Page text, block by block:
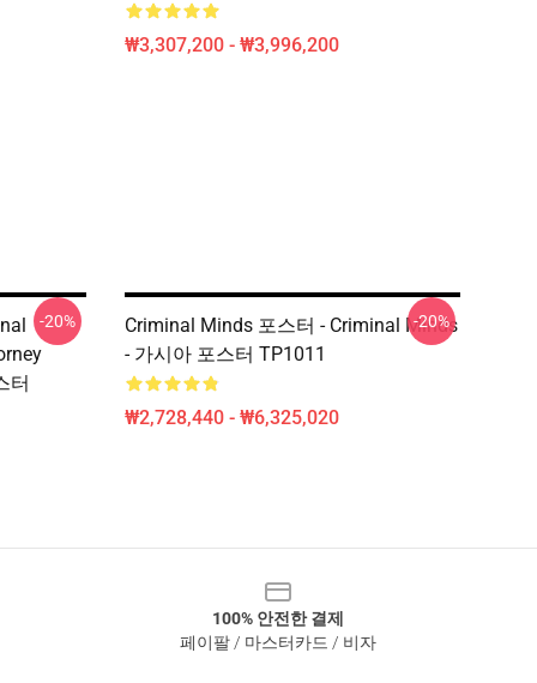
₩3,307,200 - ₩3,996,200
터
-20%
Criminal Minds 포스터 - Criminal Minds
- 가시아 포스터 TP1011
₩2,728,440 - ₩6,325,020
-20%
100% 안전한 결제
페이팔 / 마스터카드 / 비자